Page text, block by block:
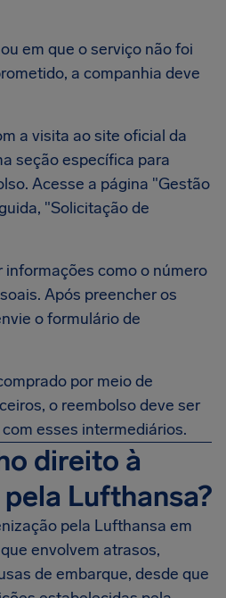
em que o serviço não foi
a companhia deve
a visita ao site oficial da
seção específica para
Acesse a página "Gestão
"Solicitação de
informações como o número
Após preencher os
o formulário de
por meio de
o reembolso deve ser
esses intermediários.
direito à
Lufthansa?
pela Lufthansa em
envolvem atrasos,
de embarque, desde que